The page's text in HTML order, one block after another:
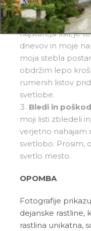
rumeno, ko
stalno vlažni
najstarejši listi, je
dnevov in moje
moja stebla
obdržim lepo
rumenih listov
svetlobe.
Bledi in
moji listi zbledeli
verjetno nahajam
svetlobo. Prosim,
svetlo mesto.
OPOMBA
Fotografije
dejanske rastline,
rastlina unikatna,